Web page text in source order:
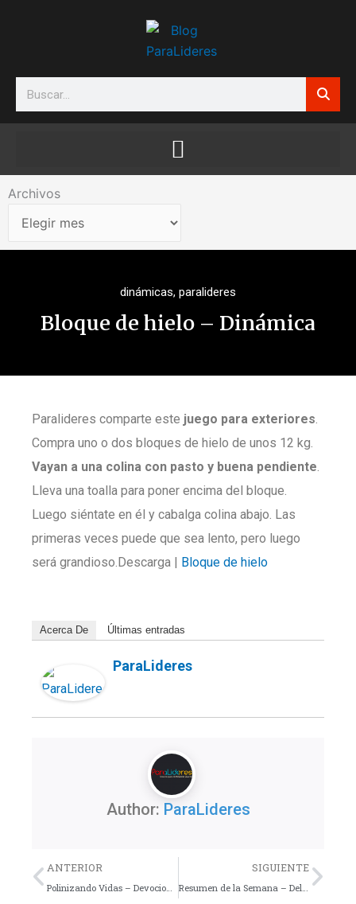
Search
Archivos
Archivos
dinámicas, paralideres
Bloque de hielo – Dinámica
Paralideres comparte este juego para exteriores.
Compra uno o dos bloques de hielo de unos 12 kg.
Vayan a una colina con pasto y buena pendiente.
Lleva una toalla para poner encima del bloque.
Luego siéntate en él y cabalga colina abajo. Las
primeras veces puede que sea lento, pero luego
será grandioso.Descarga | Bloque de hielo
Acerca De Últimas entradas
ParaLideres
Author: ParaLideres
Previo
ANTERIOR
Polinizando Vidas – Devocional
SIGUIENTE
Resumen de la Semana – Del 28 de Octubre al 03 de Noviembre